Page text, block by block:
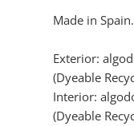
Made in Spain.
Exterior:
(Dyeable
Interior:
(Dyeable